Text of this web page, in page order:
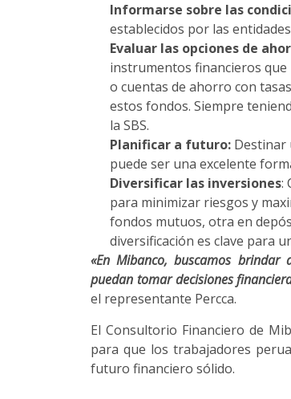
Informarse sobre las
establecidos por las
Evaluar las opciones de
instrumentos financieros
ocuentas de ahorro con
estos fondos. Siempre
la SBS.
Planificar a futuro: Destinar
puede ser una excelente
Diversificar las inversiones:
para minimizar riesgos y
fondos mutuos, otra en
diversificación es clave para
«En Mibanco, buscamos
puedan tomar decisiones
el representante Percca.
El Consultorio Financiero de
para que los trabajadores
futuro financiero sólido.